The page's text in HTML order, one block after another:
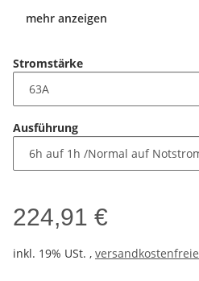
mehr anzeigen
Stromstärke
Ausführung
224,91 €
inkl. 19% USt. ,